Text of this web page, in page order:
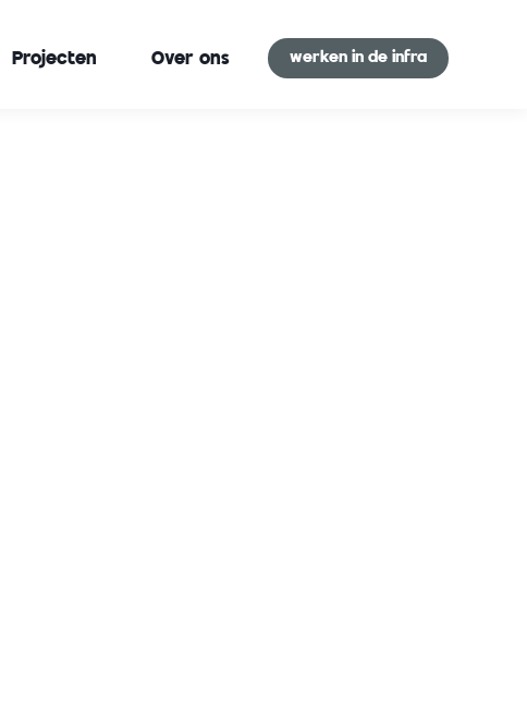
Projecten Over ons werken in de infra